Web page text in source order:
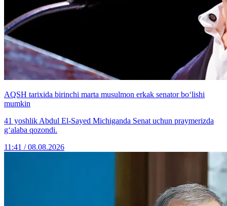
AQSH tarixida birinchi marta musulmon erkak senator bo‘lishi
mumkin
41 yoshlik Abdul El-Sayed Michiganda Senat uchun praymerizda
g‘alaba qozondi.
11:41 / 08.08.2026